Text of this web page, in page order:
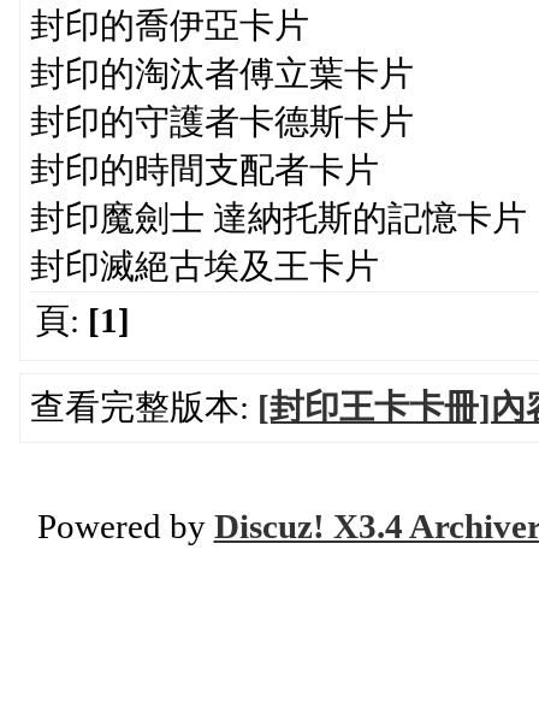
封印的喬伊亞卡片
封印的淘汰者傅立葉卡片
封印的守護者卡德斯卡片
封印的時間支配者卡片
封印魔劍士 達納托斯的記憶卡片
封印滅絕古埃及王卡片
頁: [1]
查看完整版本: [封印王卡卡冊]內
Powered by Discuz! X3.4